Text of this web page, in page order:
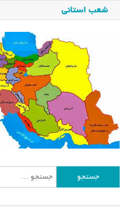
شعب استانی
جستجو
برای: